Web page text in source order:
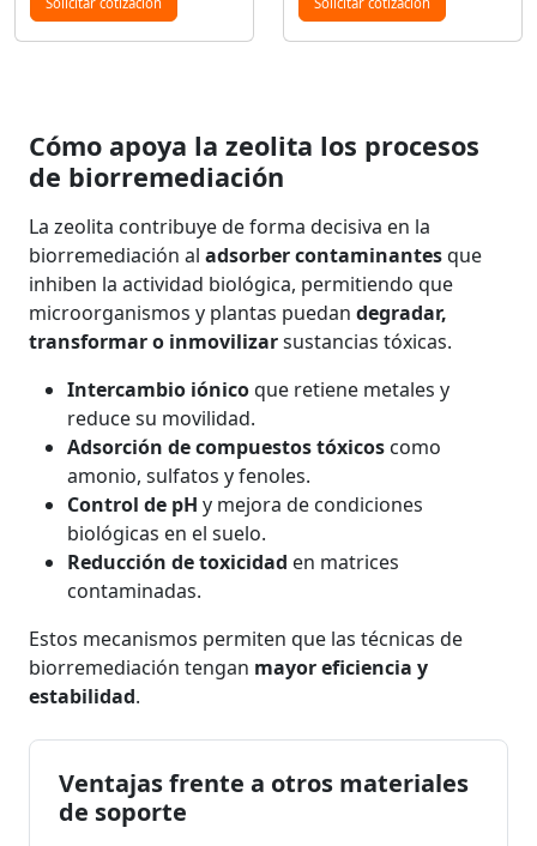
Cómo apoya la zeolita los procesos
de biorremediación
La zeolita contribuye de forma decisiva en la
biorremediación al adsorber contaminantesque
inhiben la actividad biológica, permitiendo que
microorganismos y plantas puedan degradar,
transformar o inmovilizarsustancias tóxicas.
Intercambio iónicoque retiene metales y
reduce su movilidad.
Adsorción de compuestos tóxicos como
amonio, sulfatos y fenoles.
Control de pH y mejora de condiciones
biológicas en el suelo.
Reducción de toxicidad en matrices
contaminadas.
Estos mecanismos permiten que las técnicas de
biorremediación tengan mayor eficiencia y
estabilidad.
Ventajas frente a otros materiales
de soporte